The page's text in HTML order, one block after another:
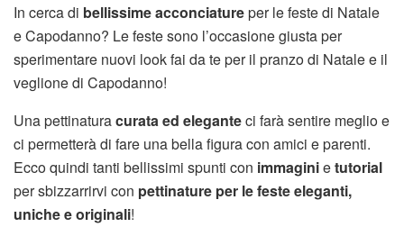
In cerca di bellissime acconciatureper le feste di Natale
e Capodanno? Le feste sono l’occasione giusta per
sperimentare nuovi look fai da te per il pranzo di Natale e il
veglione di Capodanno!
Una pettinaturacurata ed eleganteci farà sentire meglio e
ci permetterà di fare una bella figura con amici e parenti.
Ecco quindi tanti bellissimi spunti con immaginietutorial
per sbizzarrirvi con pettinature per le feste eleganti,
uniche e originali!